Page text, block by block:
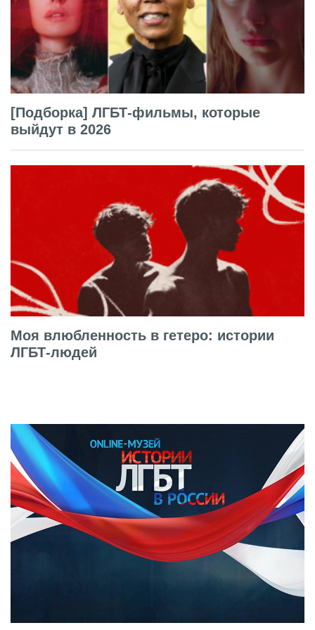
[Подборка] ЛГБТ-фильмы, которые
выйдут в 2026
Моя влюбленность в гетеро: истории
ЛГБТ-людей